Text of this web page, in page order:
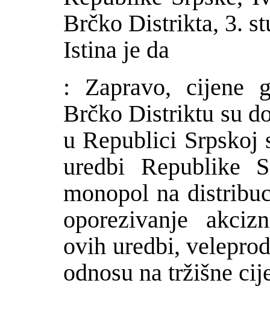
Brčko Distrikta, 3.
Istina je da
: Zapravo, cijene
Brčko Distriktu su
u Republici Srpskoj
uredbi Republike
monopol na
oporezivanje
ovih uredbi,
odnosu na tržišne